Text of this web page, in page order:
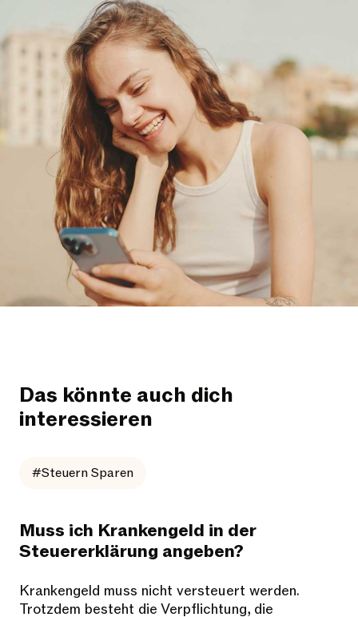
Das könnte auch dich
interessieren
#Steuern Sparen
Muss ich Krankengeld in der
Steuererklärung angeben?
Krankengeld muss nicht versteuert werden.
Trotzdem besteht die Verpflichtung, die